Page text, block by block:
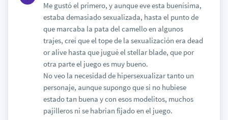
Me gustó el primero, y aunque eve esta buenísima,
estaba demasiado sexualizada, hasta el punto de
que marcaba la pata del camello en algunos
trajes, creí que el tope de la sexualización era dead
or alive hasta que jugué el stellar blade, que por
otra parte el juego es muy bueno.
No veo la necesidad de hipersexualizar tanto un
personaje, aunque supongo que si no hubiese
estado tan buena y con esos modelitos, muchos
pajilleros ni se habrian fijado en el juego.